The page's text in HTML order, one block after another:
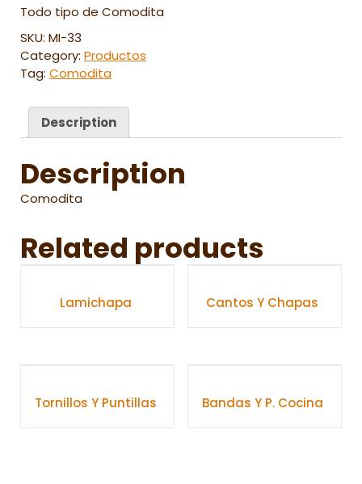
Todo tipo de Comodita
SKU: MI-33
Category: Productos
Tag: Comodita
Description
Description
Comodita
Related products
Lamichapa Cantos Y Chapas
Tornillos Y Puntillas Bandas Y P. Cocina